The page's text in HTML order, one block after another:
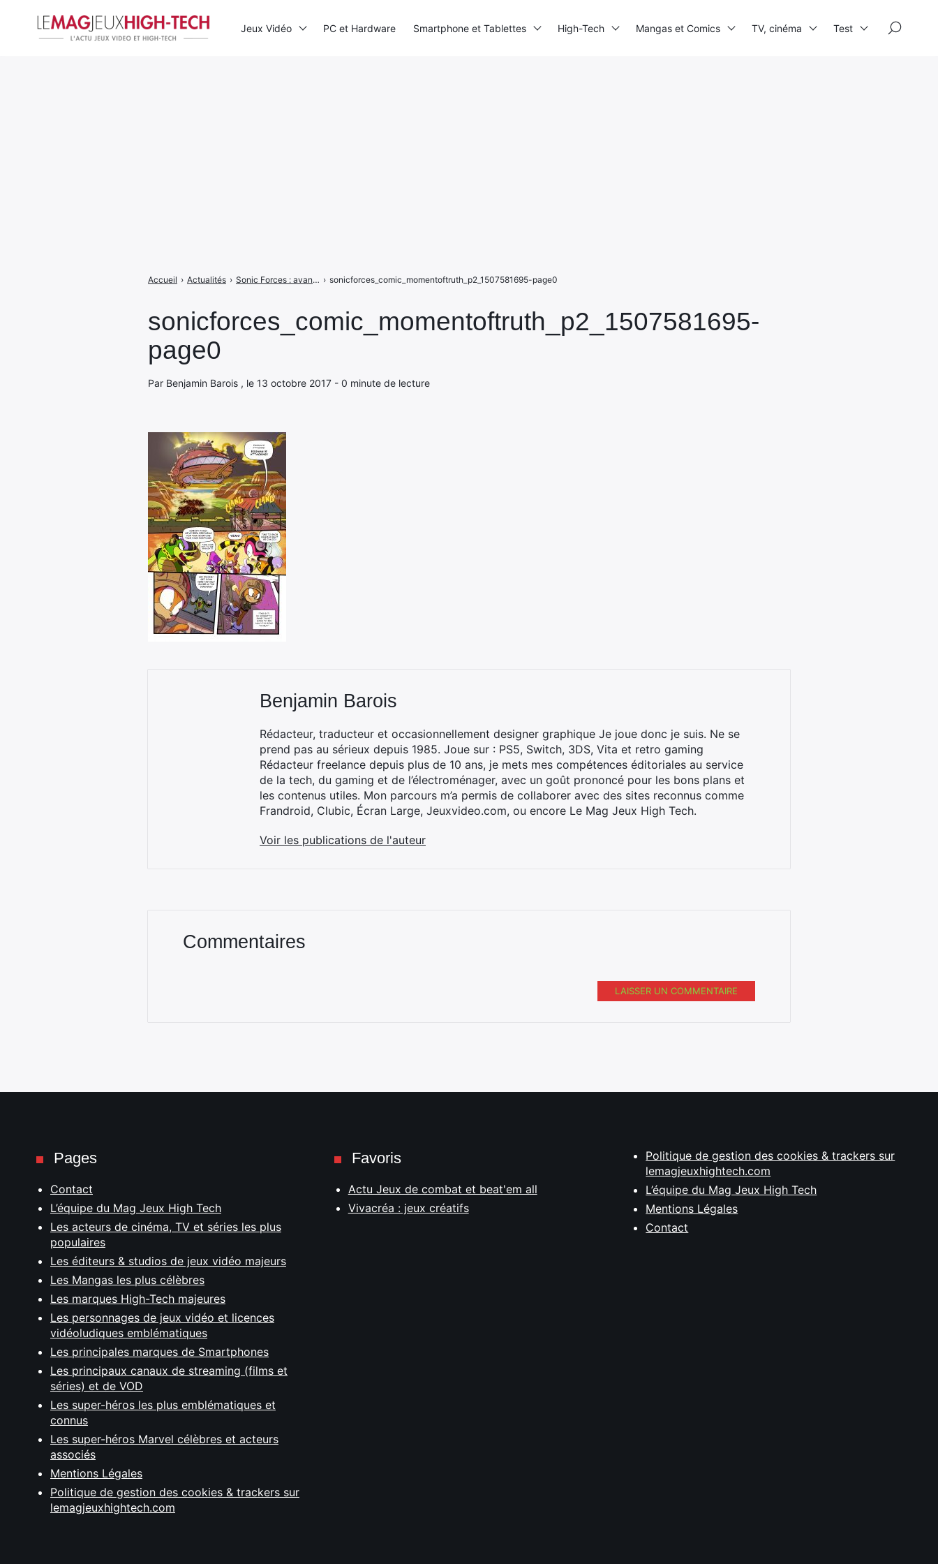
sonicforces_comic_momentoftruth_p2_1507581695-
page0
Par Benjamin Barois , le 13 octobre 2017 - 0 minute de lecture
Accueil › Actualités › Sonic Forces : avant le jeu, la BD › sonicforces_comic_momentoftruth_p2_1507581695-page0
Benjamin Barois
Rédacteur, traducteur et occasionnellement designer graphique Je joue donc je suis. Ne se
prend pas au sérieux depuis 1985. Joue sur : PS5, Switch, 3DS, Vita et retro gaming
Rédacteur freelance depuis plus de 10 ans, je mets mes compétences éditoriales au service
de la tech, du gaming et de l’électroménager, avec un goût prononcé pour les bons plans et
les contenus utiles. Mon parcours m’a permis de collaborer avec des sites reconnus comme
Frandroid, Clubic, Écran Large, Jeuxvideo.com, ou encore Le Mag Jeux High Tech.
Voir les publications de l'auteur
Commentaires
LAISSER UN COMMENTAIRE
Jeux Vidéo PC et Hardware Smartphone et Tablettes High-Tech Mangas et Comics TV, cinéma Test
Pages
Contact
L’équipe du Mag Jeux High Tech
Les acteurs de cinéma, TV et séries les plus
populaires
Les éditeurs & studios de jeux vidéo majeurs
Les Mangas les plus célèbres
Les marques High-Tech majeures
Les personnages de jeux vidéo et licences
vidéoludiques emblématiques
Les principales marques de Smartphones
Les principaux canaux de streaming (films et
séries) et de VOD
Les super-héros les plus emblématiques et
connus
Les super-héros Marvel célèbres et acteurs
associés
Mentions Légales
Politique de gestion des cookies & trackers sur
lemagjeuxhightech.com
Favoris
Actu Jeux de combat et beat'em all
Vivacréa : jeux créatifs
Politique de gestion des cookies & trackers sur
lemagjeuxhightech.com
L’équipe du Mag Jeux High Tech
Mentions Légales
Contact